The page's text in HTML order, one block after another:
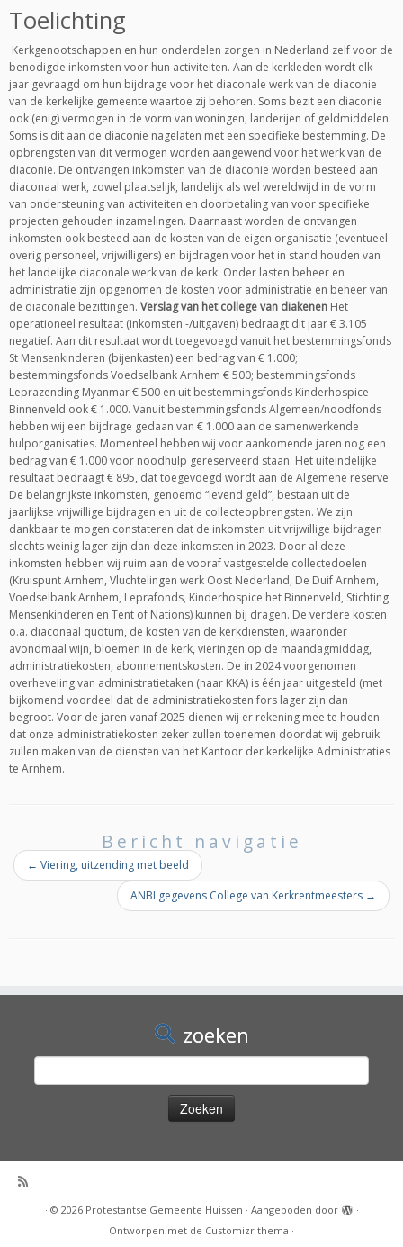
Toelichting
Kerkgenootschappen en hun onderdelen zorgen in Nederland zelf voor de
benodigde inkomsten voor hun activiteiten. Aan de kerkleden wordt elk
jaar gevraagd om hun bijdrage voor het diaconale werk van de diaconie
van de kerkelijke gemeente waartoe zij behoren. Soms bezit een diaconie
ook (enig) vermogen in de vorm van woningen, landerijen of geldmiddelen.
Soms is dit aan de diaconie nagelaten met een specifieke bestemming. De
opbrengsten van dit vermogen worden aangewend voor het werk van de
diaconie. De ontvangen inkomsten van de diaconie worden besteed aan
diaconaal werk, zowel plaatselijk, landelijk als wel wereldwijd in de vorm
van ondersteuning van activiteiten en doorbetaling van voor specifieke
projecten gehouden inzamelingen. Daarnaast worden de ontvangen
inkomsten ook besteed aan de kosten van de eigen organisatie (eventueel
overig personeel, vrijwilligers) en bijdragen voor het in stand houden van
het landelijke diaconale werk van de kerk. Onder lasten beheer en
administratie zijn opgenomen de kosten voor administratie en beheer van
de diaconale bezittingen. Verslag van het college van diakenen Het
operationeel resultaat (inkomsten -/uitgaven) bedraagt dit jaar € 3.105
negatief. Aan dit resultaat wordt toegevoegd vanuit het bestemmingsfonds
St Mensenkinderen (bijenkasten) een bedrag van € 1.000;
bestemmingsfonds Voedselbank Arnhem € 500; bestemmingsfonds
Leprazending Myanmar € 500 en uit bestemmingsfonds Kinderhospice
Binnenveld ook € 1.000. Vanuit bestemmingsfonds Algemeen/noodfonds
hebben wij een bijdrage gedaan van € 1.000 aan de samenwerkende
hulporganisaties. Momenteel hebben wij voor aankomende jaren nog een
bedrag van € 1.000 voor noodhulp gereserveerd staan. Het uiteindelijke
resultaat bedraagt € 895, dat toegevoegd wordt aan de Algemene reserve.
De belangrijkste inkomsten, genoemd “levend geld”, bestaan uit de
jaarlijkse vrijwillige bijdragen en uit de collecteopbrengsten. We zijn
dankbaar te mogen constateren dat de inkomsten uit vrijwillige bijdragen
slechts weinig lager zijn dan deze inkomsten in 2023. Door al deze
inkomsten hebben wij ruim aan de vooraf vastgestelde collectedoelen
(Kruispunt Arnhem, Vluchtelingen werk Oost Nederland, De Duif Arnhem,
Voedselbank Arnhem, Leprafonds, Kinderhospice het Binnenveld, Stichting
Mensenkinderen en Tent of Nations) kunnen bij dragen. De verdere kosten
o.a. diaconaal quotum, de kosten van de kerkdiensten, waaronder
avondmaal wijn, bloemen in de kerk, vieringen op de maandagmiddag,
administratiekosten, abonnementskosten. De in 2024 voorgenomen
overheveling van administratietaken (naar KKA) is één jaar uitgesteld (met
bijkomend voordeel dat de administratiekosten fors lager zijn dan
begroot. Voor de jaren vanaf 2025 dienen wij er rekening mee te houden
dat onze administratiekosten zeker zullen toenemen doordat wij gebruik
zullen maken van de diensten van het Kantoor der kerkelijke Administraties
te Arnhem.
Bericht navigatie
← Viering, uitzending met beeld
ANBI gegevens College van Kerkrentmeesters →
zoeken
Zoeken
· © 2026 Protestantse Gemeente Huissen · Aangeboden door
·
Ontworpen met de Customizr thema ·